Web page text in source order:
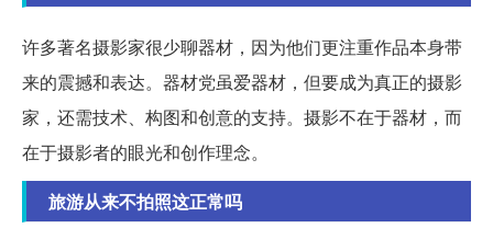
许多著名摄影家很少聊器材，因为他们更注重作品本身带
来的震撼和表达。器材党虽爱器材，但要成为真正的摄影
家，还需技术、构图和创意的支持。摄影不在于器材，而
在于摄影者的眼光和创作理念。
旅游从来不拍照这正常吗